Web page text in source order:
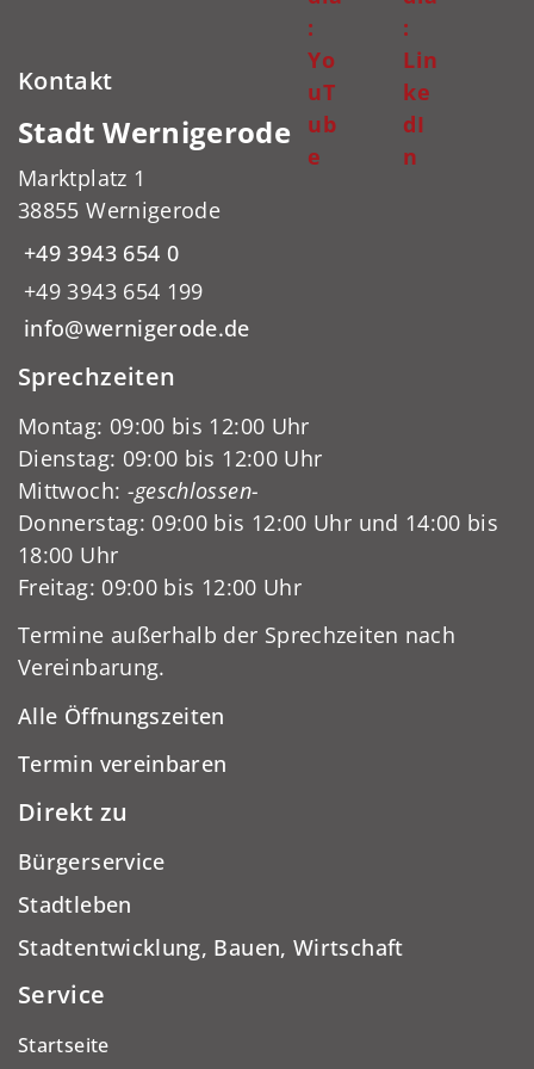
:
Yo
uT
ub
e
:
Lin
ke
dI
n
Kontakt
Stadt Wernigerode
Marktplatz 1
38855 Wernigerode
+49 3943 654 0
+49 3943 654 199
info@wernigerode.de
Sprechzeiten
Montag: 09:00 bis 12:00 Uhr
Dienstag: 09:00 bis 12:00 Uhr
Mittwoch: -geschlossen-
Donnerstag: 09:00 bis 12:00 Uhr und 14:00 bis
18:00 Uhr
Freitag: 09:00 bis 12:00 Uhr
Termine außerhalb der Sprechzeiten nach
Vereinbarung.
Alle Öffnungszeiten
Termin vereinbaren
Direkt zu
Bürgerservice
Stadtleben
Stadtentwicklung, Bauen, Wirtschaft
Service
Startseite